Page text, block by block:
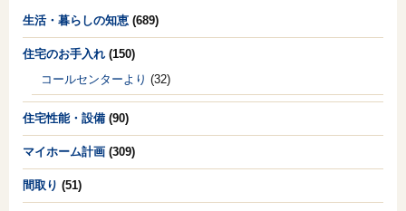
生活・暮らしの知恵 (689)
住宅のお手入れ (150)
コールセンターより (32)
住宅性能・設備 (90)
マイホーム計画 (309)
間取り (51)